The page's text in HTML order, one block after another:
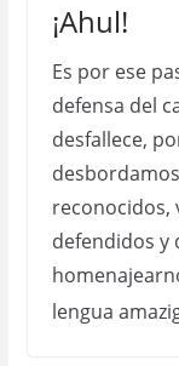
¡Ahul!
Es por ese
defensa del
desfallece,
reconocidos,
defendidos y
lengua